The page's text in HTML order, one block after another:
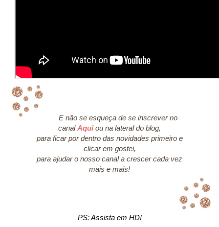
E não se esqueça de se inscrever no
canalAquiou na lateral do blog,
para ficar por dentro das novidades primeiro e
clicar em gostei,
para ajudar o nosso canal a crescer cada vez
mais e mais!
PS: Assista em HD!